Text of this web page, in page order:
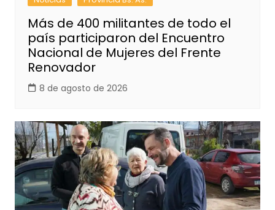
Más de 400 militantes de todo el
país participaron del Encuentro
Nacional de Mujeres del Frente
Renovador
8 de agosto de 2026